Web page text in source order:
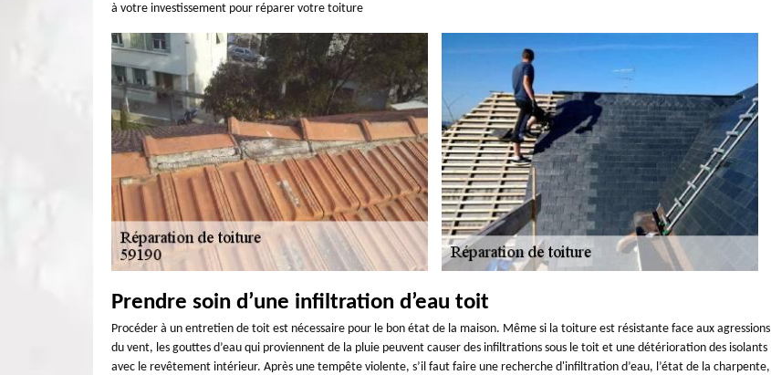
à votre investissement pour réparer votre toiture
Prendre soin d’une infiltration d’eau toit
Procéder à un entretien de toit est nécessaire pour le bon état de la maison. Même si la toiture est résistante face aux agressions
du vent, les gouttes d’eau qui proviennent de la pluie peuvent causer des infiltrations sous le toit et une détérioration des isolants
avec le revêtement intérieur. Après une tempête violente, s’il faut faire une recherche d'infiltration d’eau, l’état de la charpente,